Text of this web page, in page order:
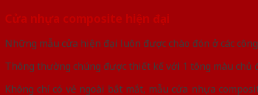
Cửa nhựa composite hiện đại
Những mẫu cửa hiện đại luôn được chào đón ở các
Thông thường chúng được thiết kế với 1 tông màu chủ
Không chỉ có vẻ ngoài bắt mắt, mẫu cửa nhựa